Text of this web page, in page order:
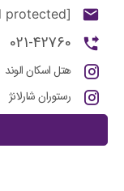
[email protected]
021-42760
هتل اسکان الوند
رستوران شارلانژ